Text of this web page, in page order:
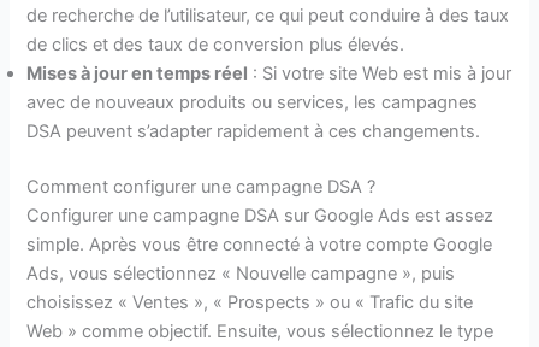
de recherche de l’utilisateur, ce qui peut conduire à des taux
de clics et des taux de conversion plus élevés.
Mises à jour en temps réel : Si votre site Web est mis à jour
avec de nouveaux produits ou services, les campagnes
DSA peuvent s’adapter rapidement à ces changements.
Comment configurer une campagne DSA ?
Configurer une campagne DSA sur Google Ads est assez
simple. Après vous être connecté à votre compte Google
Ads, vous sélectionnez « Nouvelle campagne », puis
choisissez « Ventes », « Prospects » ou « Trafic du site
Web » comme objectif. Ensuite, vous sélectionnez le type